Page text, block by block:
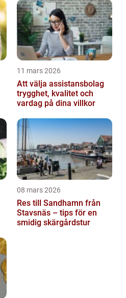
11 mars 2026
Att välja assistansbolag
trygghet, kvalitet och
vardag på dina villkor
08 mars 2026
Res till Sandhamn från
Stavsnäs – tips för en
smidig skärgårdstur